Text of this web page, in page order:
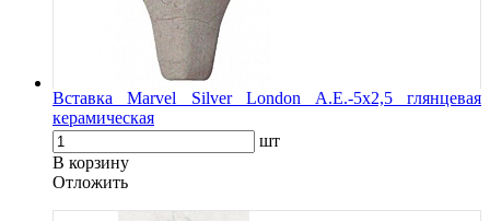
Вставка Marvel Silver London A.E.-5x2,5 глянцевая
керамическая
шт
В корзину
Oтложить